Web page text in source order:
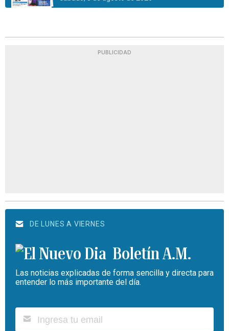
PUBLICIDAD
DE LUNES A VIERNES
Boletín A.M.
Las noticias explicadas de forma sencilla y directa para
entender lo más importante del día.